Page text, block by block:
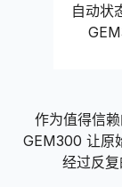
自动状
作为值得信
GEM300 让原
经过反